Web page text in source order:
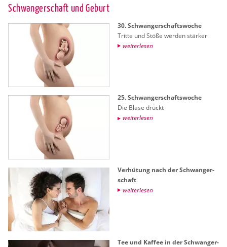
Schwan­ger­schaft und Ge­burt
30. Schwan­ger­schafts­wo­che
Trit­te und Stöße wer­den stär­ker
wei­ter­le­sen
25. Schwan­ger­schafts­wo­che
Die Blase drückt
wei­ter­le­sen
Ver­hü­tung nach der Schwan­ger­
schaft
wei­ter­le­sen
Tee und Kaf­fee in der Schwan­ger­